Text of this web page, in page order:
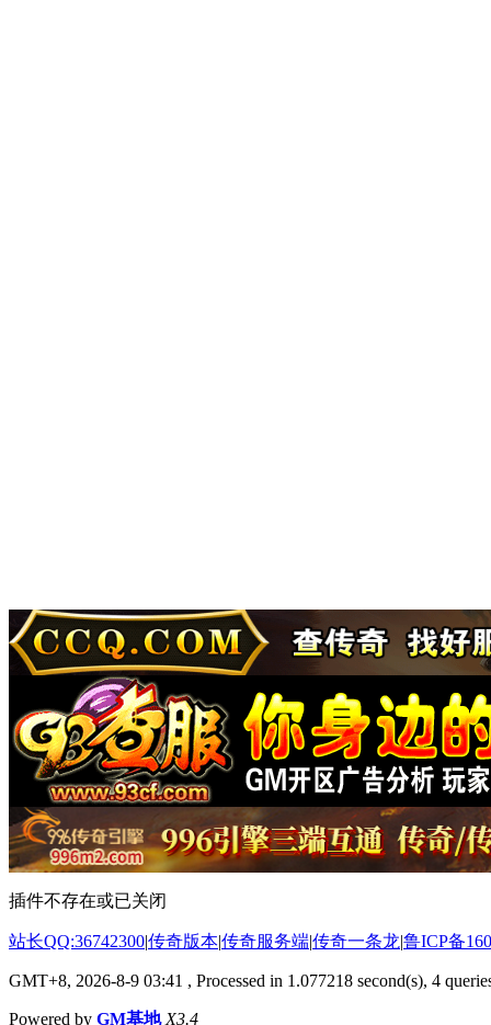
插件不存在或已关闭
站长QQ:36742300|传奇版本|传奇服务端|传奇一条龙|鲁ICP备
GMT+8, 2026-8-9 03:41 , Processed in 1.077218 second(s), 4
Powered by GM基地 X3.4